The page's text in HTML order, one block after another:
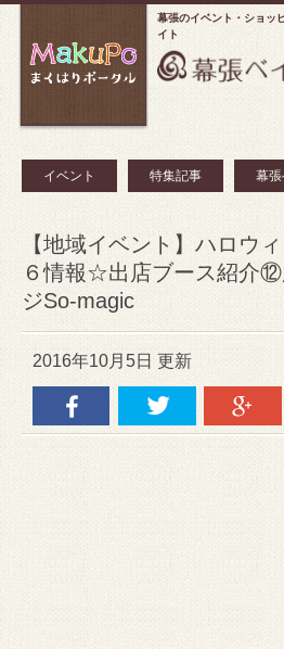
幕張のイベント・ショッ
イト
イベント 特集記事 幕
【地域イベント】ハロウ
６情報☆出店ブース紹介⑫
ジSo-magic
2016年10月5日 更新